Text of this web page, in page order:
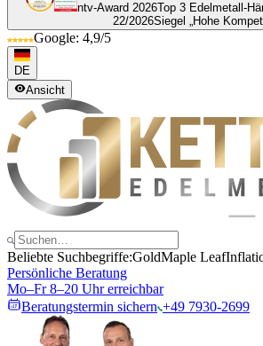
ntv-Award 2026Top 3 Edelmetall-
22/2026Siegel „Hohe
Google: 4,9/5
DE
Ansicht
Beliebte Suchbegriffe:GoldMaple Leaf
Persönliche Beratung
Mo–Fr 8–20 Uhr erreichbar
Beratungstermin sichern +49 7930-2699